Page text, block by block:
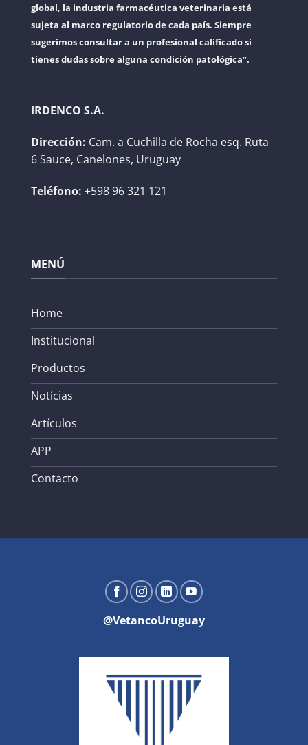
global, la industria farmacéutica veterinaria está
sujeta al marco regulatorio de cada país. Siempre
sugerimos consultar a un profesional calificado si
tienes dudas sobre alguna condición patológica”.
IRDENCO S.A.
Dirección: Cam. a Cuchilla de Rocha esq. Ruta
6 Sauce, Canelones, Uruguay
Teléfono: +598 96 321 121
MENÚ
Home
Institucional
Productos
Notícias
Artículos
APP
Contacto
@VetancoUruguay